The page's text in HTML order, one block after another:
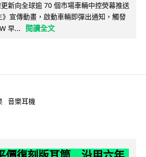
新向全球逾 70 個市場車輛中控熒幕推送
》宣傳動畫，啟動車輛即彈出通知，觸發
早...
閱讀全文
音樂耳機